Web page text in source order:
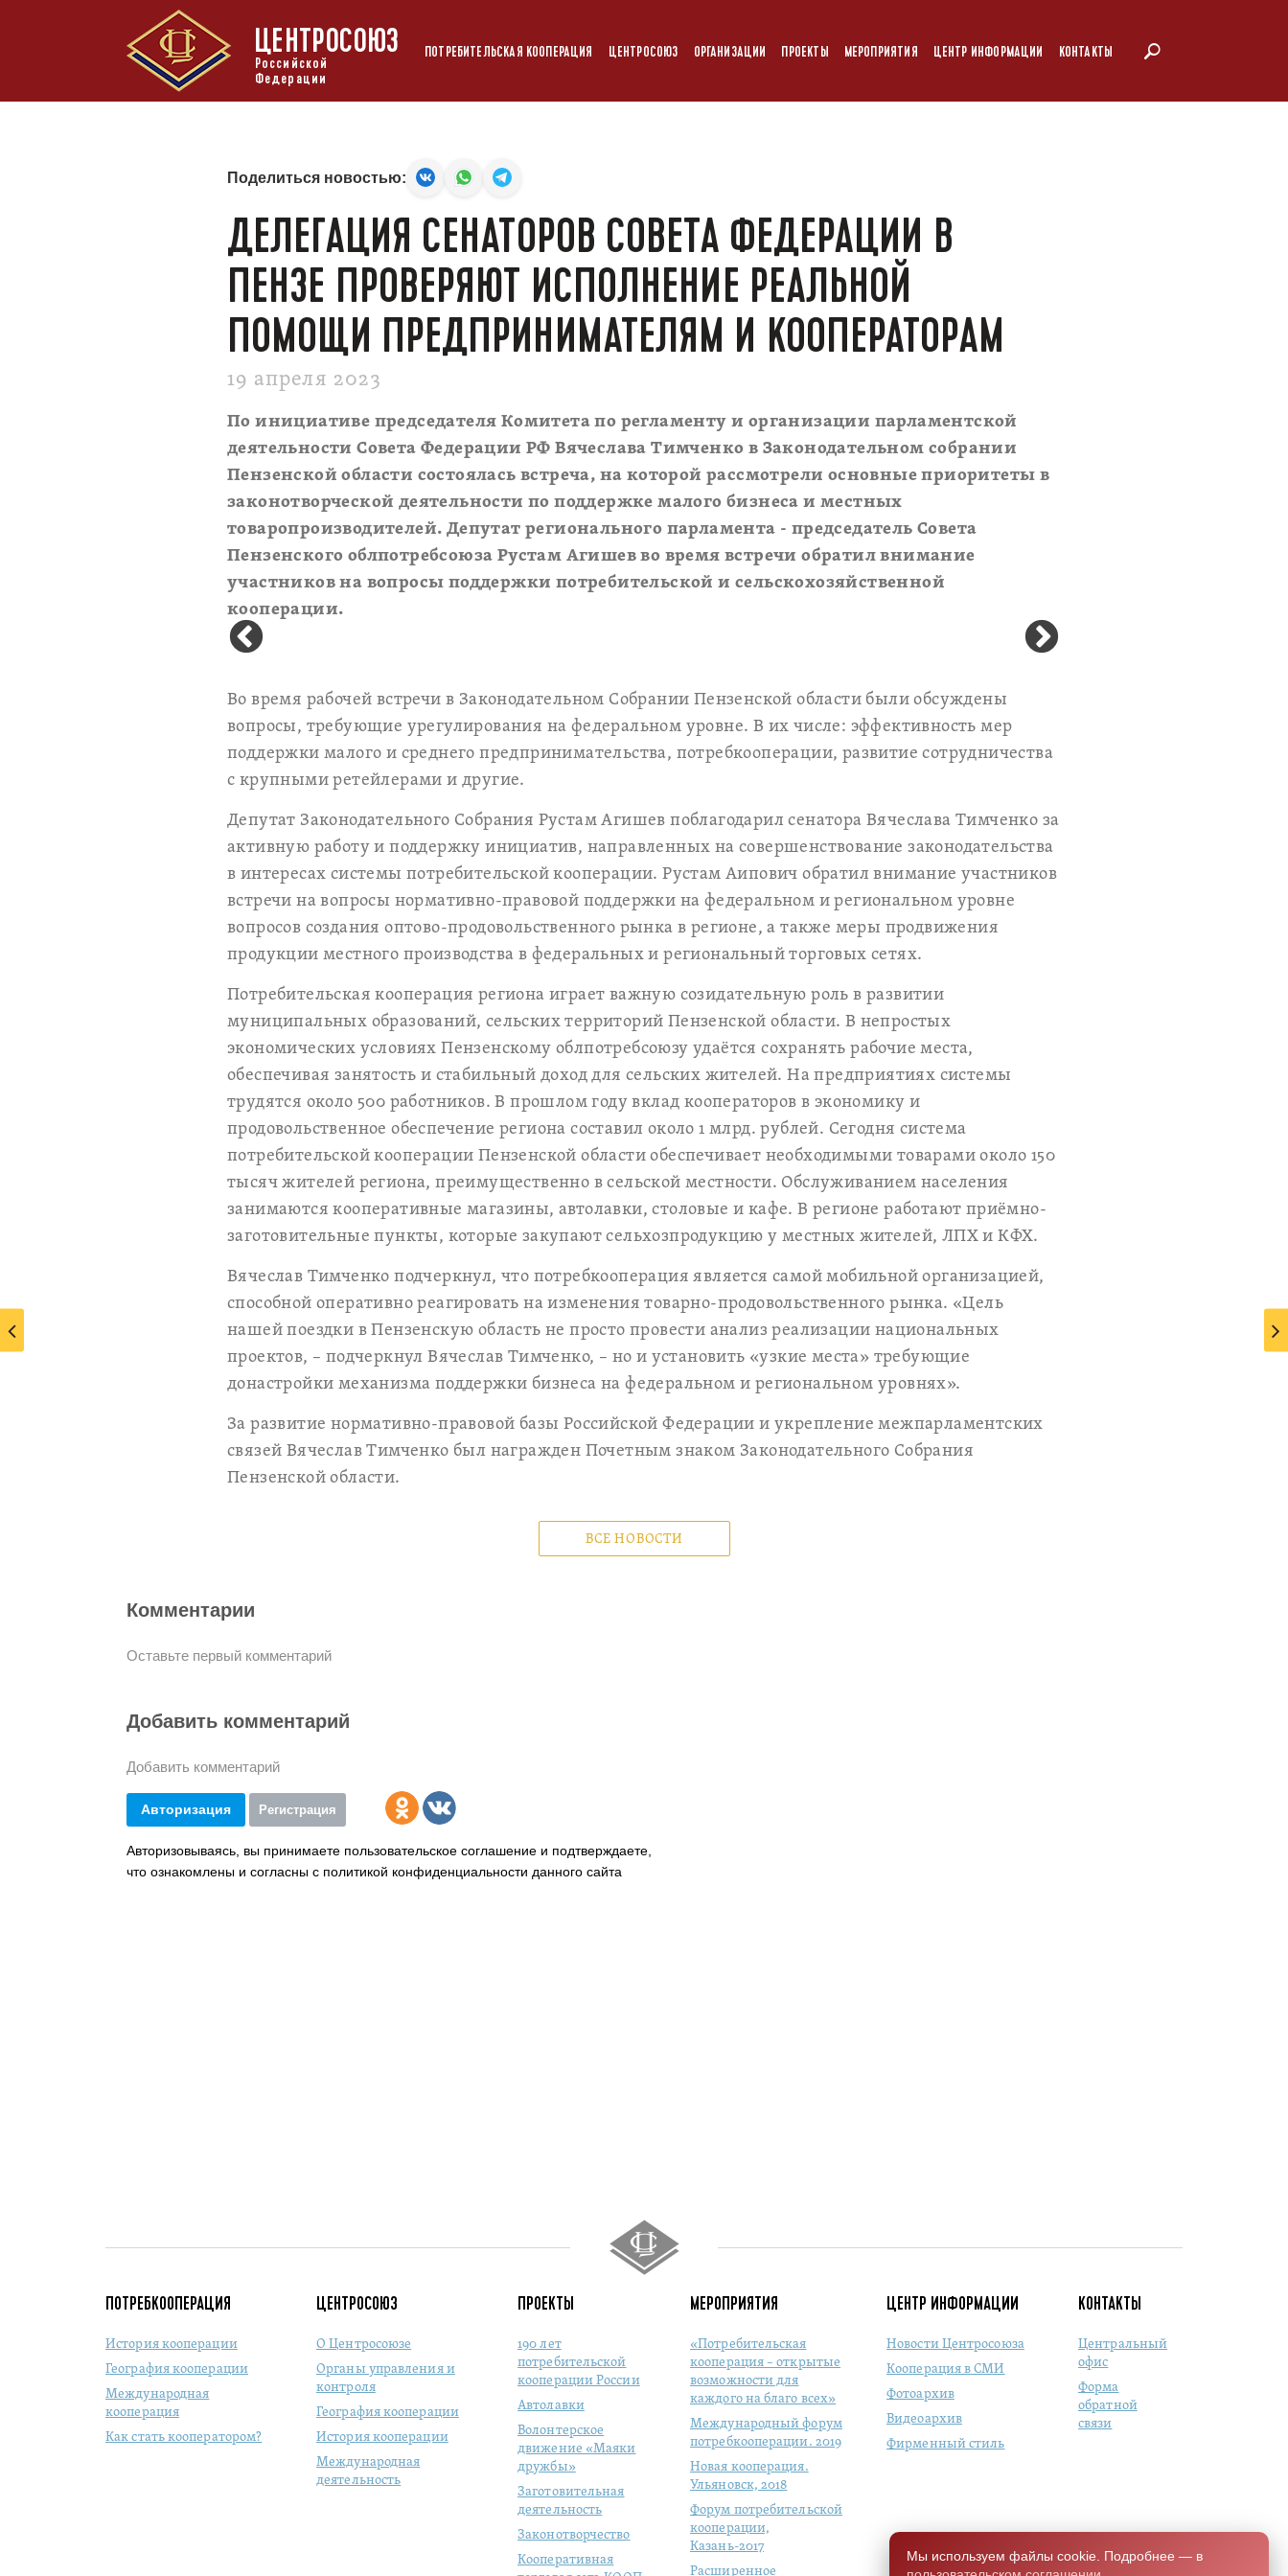
ЦЕНТРОСОЮЗ
Российской
Федерации
ПОТРЕБИТЕЛЬСКАЯ КООПЕРАЦИЯ ЦЕНТРОСОЮЗ ОРГАНИЗАЦИИ ПРОЕКТЫ МЕРОПРИЯТИЯ ЦЕНТР ИНФОРМАЦИИ КОНТАКТЫ
Поделиться новостью:
ДЕЛЕГАЦИЯ СЕНАТОРОВ СОВЕТА ФЕДЕРАЦИИ В
ПЕНЗЕ ПРОВЕРЯЮТ ИСПОЛНЕНИЕ РЕАЛЬНОЙ
ПОМОЩИ ПРЕДПРИНИМАТЕЛЯМ И КООПЕРАТОРАМ
19 апреля 2023
По инициативе председателя Комитета по регламенту и организации парламентской
деятельности Совета Федерации РФ Вячеслава Тимченко в Законодательном собрании
Пензенской области состоялась встреча, на которой рассмотрели основные приоритеты в
законотворческой деятельности по поддержке малого бизнеса и местных
товаропроизводителей. Депутат регионального парламента - председатель Совета
Пензенского облпотребсоюза Рустам Агишев во время встречи обратил внимание
участников на вопросы поддержки потребительской и сельскохозяйственной
кооперации.
Во время рабочей встречи в Законодательном Собрании Пензенской области были обсуждены
вопросы, требующие урегулирования на федеральном уровне. В их числе: эффективность мер
поддержки малого и среднего предпринимательства, потребкооперации, развитие сотрудничества
с крупными ретейлерами и другие.
Депутат Законодательного Собрания Рустам Агишев поблагодарил сенатора Вячеслава Тимченко за
активную работу и поддержку инициатив, направленных на совершенствование законодательства
в интересах системы потребительской кооперации. Рустам Аипович обратил внимание участников
встречи на вопросы нормативно-правовой поддержки на федеральном и региональном уровне
вопросов создания оптово-продовольственного рынка в регионе, а также меры продвижения
продукции местного производства в федеральных и региональный торговых сетях.
Потребительская кооперация региона играет важную созидательную роль в развитии
муниципальных образований, сельских территорий Пензенской области. В непростых
экономических условиях Пензенскому облпотребсоюзу удаётся сохранять рабочие места,
обеспечивая занятость и стабильный доход для сельских жителей. На предприятиях системы
трудятся около 500 работников. В прошлом году вклад кооператоров в экономику и
продовольственное обеспечение региона составил около 1 млрд. рублей. Сегодня система
потребительской кооперации Пензенской области обеспечивает необходимыми товарами около 150
тысяч жителей региона, преимущественно в сельской местности. Обслуживанием населения
занимаются кооперативные магазины, автолавки, столовые и кафе. В регионе работают приёмно-
заготовительные пункты, которые закупают сельхозпродукцию у местных жителей, ЛПХ и КФХ.
Вячеслав Тимченко подчеркнул, что потребкооперация является самой мобильной организацией,
способной оперативно реагировать на изменения товарно-продовольственного рынка. «Цель
нашей поездки в Пензенскую область не просто провести анализ реализации национальных
проектов, – подчеркнул Вячеслав Тимченко, – но и установить «узкие места» требующие
донастройки механизма поддержки бизнеса на федеральном и региональном уровнях».
За развитие нормативно-правовой базы Российской Федерации и укрепление межпарламентских
связей Вячеслав Тимченко был награжден Почетным знаком Законодательного Собрания
Пензенской области.
ВСЕ НОВОСТИ
Комментарии
Оставьте первый комментарий
Добавить комментарий
Добавить комментарий
Авторизация Регистрация
Авторизовываясь, вы принимаете пользовательское соглашение и подтверждаете,
что ознакомлены и согласны с политикой конфиденциальности данного сайта
ПОТРЕБКООПЕРАЦИЯ
История кооперации
География кооперации
Международная
кооперация
Как стать кооператором?
ЦЕНТРОСОЮЗ
О Центросоюзе
Органы управления и
контроля
География кооперации
История кооперации
Международная
деятельность
ПРОЕКТЫ
190 лет
потребительской
кооперации России
Автолавки
Волонтерское
движение «Маяки
дружбы»
Заготовительная
деятельность
Законотворчество
Кооперативная
МЕРОПРИЯТИЯ
«Потребительская
кооперация – открытые
возможности для
каждого на благо всех»
Международный форум
потребкооперации. 2019
Новая кооперация.
Ульяновск, 2018
Форум потребительской
кооперации,
Казань-2017
Расширенное
ЦЕНТР ИНФОРМАЦИИ
Новости Центросоюза
Кооперация в СМИ
Фотоархив
Видеоархив
Фирменный стиль
КОНТАКТЫ
Центральный
офис
Форма
обратной
связи
Мы используем файлы cookie. Подробнее — в